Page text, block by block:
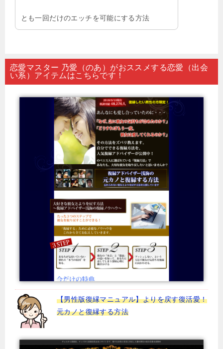
とも一回だけのエッチを可能にする方法
恋愛マスター 乃愛（のあ）がおススメする恋愛（出会
い系）アイテムはこちらです！
【男性版復縁マニュアル】よりを戻す復活愛！
元カノと復縁する方法